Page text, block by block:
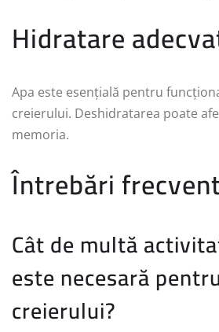
Hidratare
Apa este esențială pentru
creierului. Deshidratarea poate
memoria.
Întrebări
Cât de multă
este necesară
creierului?